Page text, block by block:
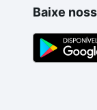
Baixe